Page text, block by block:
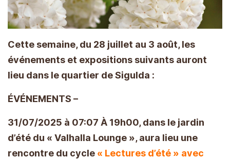
Cette semaine, du 28 juillet au 3 août, les
événements et expositions suivants auront
lieu dans le quartier de Sigulda :
ÉVÉNEMENTS –
31/07/2025 à 07:07 À 19h00, dans le jardin
d’été du « Valhalla Lounge », aura lieu une
rencontre du cycle « Lectures d’été » avec